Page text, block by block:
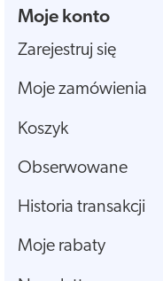
Moje konto
Zarejestruj się
Moje zamówienia
Koszyk
Obserwowane
Historia transakcji
Moje rabaty